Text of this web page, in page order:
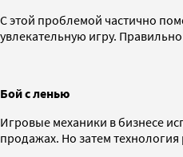
С этой проблемой частично
увлекательную игру.
Бой с ленью
Игровые механики в бизнесе
продажах. Но затем